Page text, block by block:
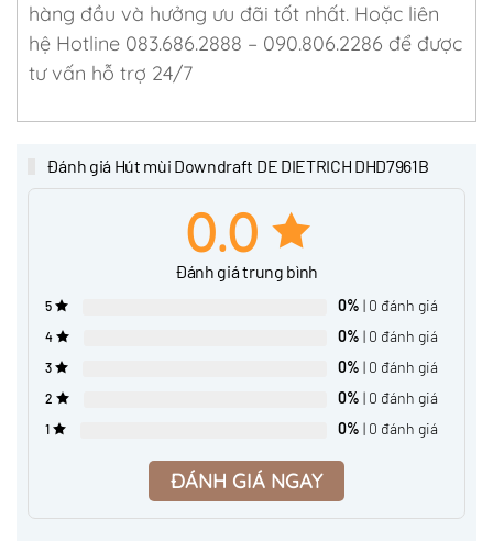
hàng đầu và hưởng ưu đãi tốt nhất. Hoặc liên
hệ Hotline 083.686.2888 – 090.806.2286 để được
tư vấn hỗ trợ 24/7
Đánh giá Hút mùi Downdraft DE DIETRICH DHD7961B
0.0
Đánh giá trung bình
5 0% | 0 đánh giá
4 0% | 0 đánh giá
3 0% | 0 đánh giá
2 0% | 0 đánh giá
1 0% | 0 đánh giá
ĐÁNH GIÁ NGAY